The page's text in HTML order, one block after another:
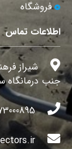
فروشگاه
اطلاعات تماس
شیراز
جنب درمانگاه